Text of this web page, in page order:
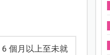
個月以上至未就